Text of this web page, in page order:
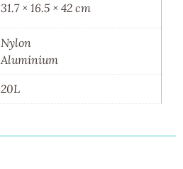
31.7 × 16.5 × 42 cm
Nylon
Aluminium
20L